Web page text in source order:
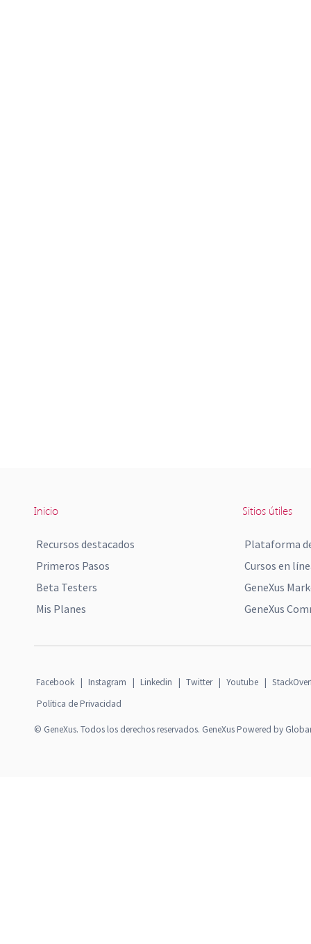
Inicio
Recursos destacados
Primeros Pasos
Beta Testers
Mis Planes
Sitios útiles
Plataforma
Cursos en
GeneXus
GeneXus
Facebook | Instagram | Linkedin | Twitter | Youtube |
Política de Privacidad
© GeneXus. Todos los derechos reservados. GeneXus Powered by